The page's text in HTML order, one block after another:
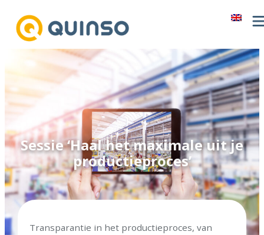
naar
inhoud
Sessie ‘Haal het maximale uit je
productieproces’
Transparantie in het productieproces, van